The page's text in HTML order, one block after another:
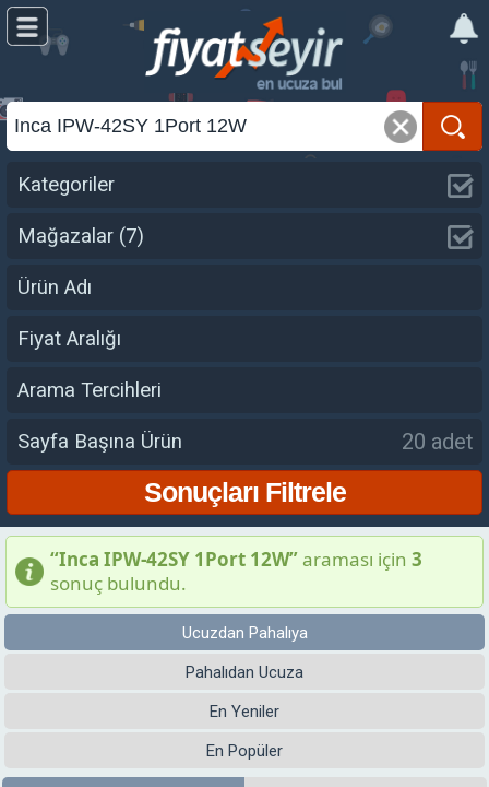
Kategoriler
Mağazalar (7)
Ürün Adı
Fiyat Aralığı
Arama Tercihleri
Sayfa Başına Ürün 20 adet
“Inca IPW-42SY 1Port 12W”araması için 3
sonuç bulundu.
Ucuzdan Pahalıya
Pahalıdan Ucuza
En Yeniler
En Popüler